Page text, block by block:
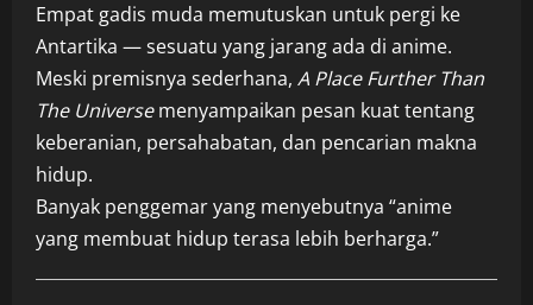
Empat gadis muda memutuskan untuk pergi ke
Antartika — sesuatu yang jarang ada di anime.
Meski premisnya sederhana, A Place Further Than
The Universemenyampaikan pesan kuat tentang
keberanian, persahabatan, dan pencarian makna
hidup.
Banyak penggemar yang menyebutnya “anime
yang membuat hidup terasa lebih berharga.”